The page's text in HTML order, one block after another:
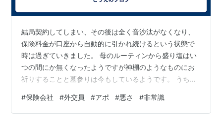
結局契約してしまい、その後は全く音沙汰がなくなり、
保険料金が口座から自動的に引かれ続けるという状態で
時は過ぎていきました。 母のルーティンから盛り塩はい
つの間にか無くなったようですが神棚のようなものにお
祈りすることと墓参りは今もしているようです。 うちの
来るのですが、すっごく良い感じなんですよねー。 なん
か年末には加入している人たちに色々お菓子とか渡して
#保険会社 #外交員 #アポ #悪さ #非常識